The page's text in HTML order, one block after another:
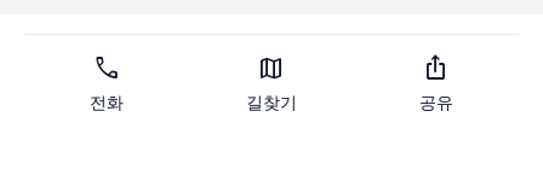
call
전화
map
길찾기
ios_share
공유